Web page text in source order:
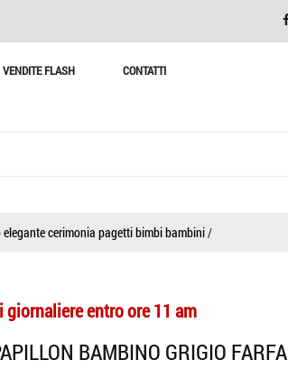
VENDITE FLASH CONTATTI
cerimonia pagetti bimbi bambini/
giornaliere entro ore 11 am
BAMBINO GRIGIO